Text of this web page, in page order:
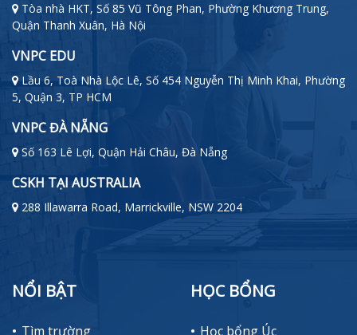
Tòa nhà HKT, Số 85 Vũ Tông Phan, Phường Khương Trung,
Quận Thanh Xuân, Hà Nội
VNPC EDU
Lầu 6, Toà Nhà Lộc Lê, Số 454 Nguyễn Thị Minh Khai, Phường
5, Quận 3, TP HCM
VNPC ĐÀ NẴNG
Số 163 Lê Lợi, Quận Hải Châu, Đà Nẵng
CSKH TẠI AUSTRALIA
288 Illawarra Road, Marrickville, NSW 2204
NỔI BẬT
Tìm trường
HỌC BỔNG
Học bổng Úc